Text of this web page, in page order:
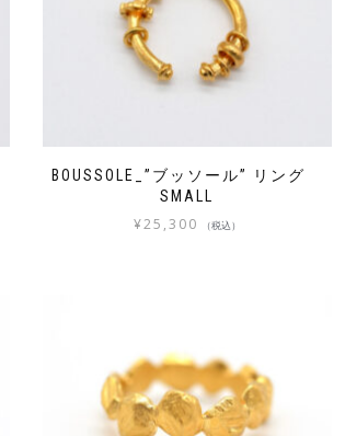
BOUSSOLE_”ブッソール” リング
SMALL
¥25,300 （税込）